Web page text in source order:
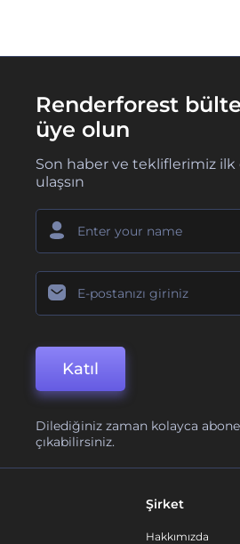
Renderforest
üye olun
Son haber ve tekliflerimiz ilk
ulaşsın
Katıl
Dilediğiniz zaman kolayca
çıkabilirsiniz.
Şirket
Hakkımızda